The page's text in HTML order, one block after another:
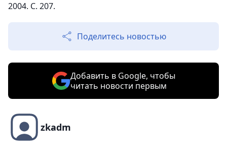
2004. С. 207.
Поделитесь новостью
Добавить в Google, чтобы
читать новости первым
zkadm